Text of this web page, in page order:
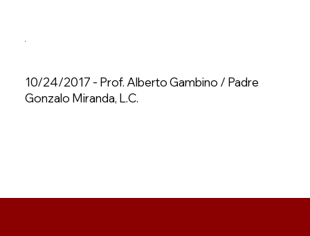
10/24/2017 - Prof. Alberto Gambino / Padre
Gonzalo Miranda, L.C.